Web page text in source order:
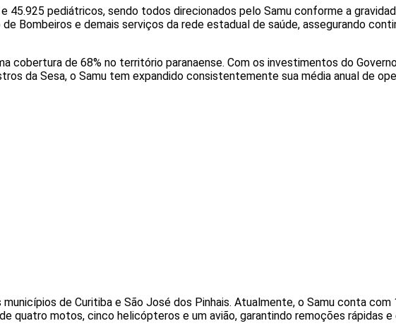
pediátricos, sendo todos direcionados pelo Samu conforme a
Bombeiros e demais serviços da rede estadual de saúde, assegurando
cobertura de 68% no território paranaense. Com os investimentos do
da Sesa, o Samu tem expandido consistentemente sua média anual de
de Curitiba e São José dos Pinhais. Atualmente, o Samu conta
quatro motos, cinco helicópteros e um avião, garantindo remoções rápidas